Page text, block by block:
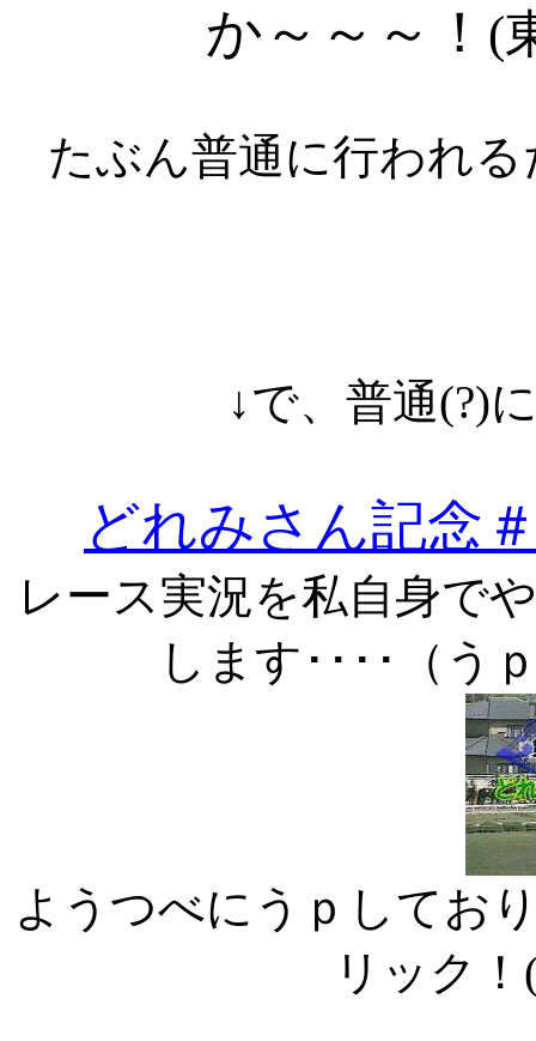
か～～～！ (
たぶん普通に行われ
↓で、普通(?)
どれみさん記念
レース実況を私自身で
します････（う
ようつべにうｐしてお
リック